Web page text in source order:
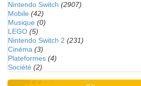
Nintendo Switch (2907)
Mobile (42)
Musique (0)
LEGO (5)
Nintendo Switch 2 (231)
Cinéma (3)
Plateformes (4)
Société (2)